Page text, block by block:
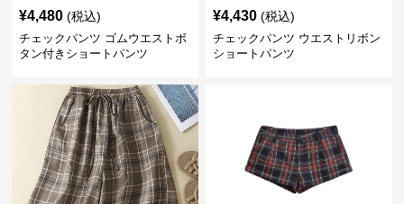
¥4,480 (税込)
チェックパンツ ゴムウエストボ
タン付きショートパンツ
¥4,430 (税込)
チェックパンツ ウエストリボン
ショートパンツ